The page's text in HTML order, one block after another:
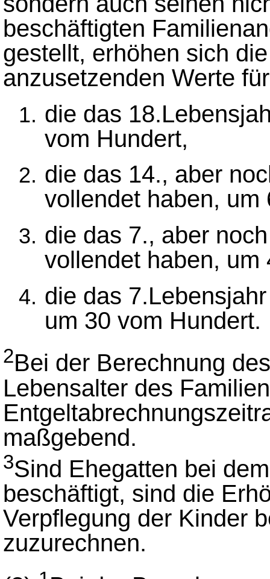
beschäftigten
gestellt, erhöhen sich
anzusetzenden Werte
die das
vom Hundert,
die das 14., aber
vollendet haben, um
die das 7., aber
vollendet haben, um
die das
um 30 vom Hundert.
2Bei der Berechnung
Lebensalter des
maßgebend.
3Sind Ehegatten bei
beschäftigt, sind die
Verpflegung der Kinder
zuzurechnen.